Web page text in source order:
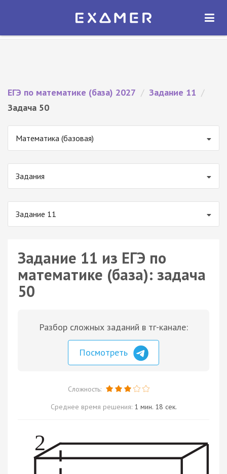
Экзамер — ЕГЭ 2027
ОТКРЫТЬ
ЕГЭ по математике (база) 2027 / Задание 11 /
Задача 50
Математика (базовая)
Задания
Задание 11
Задание 11 из ЕГЭ по
математике (база): задача
50
Разбор сложных заданий в тг-канале:
Посмотреть
Сложность:
Среднее время решения: 1 мин. 18 сек.